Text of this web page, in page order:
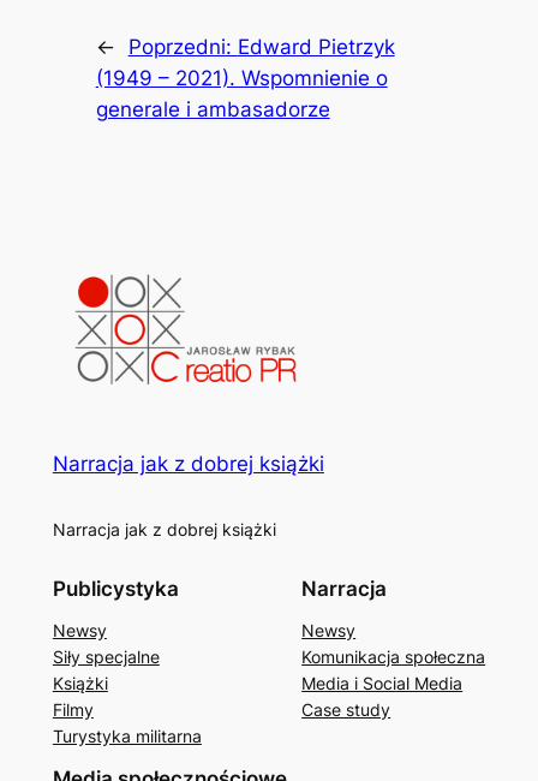
← Poprzedni: Edward Pietrzyk
(1949 – 2021). Wspomnienie o
generale i ambasadorze
Narracja jak z dobrej książki
Narracja jak z dobrej książki
Publicystyka
Newsy
Siły specjalne
Książki
Filmy
Turystyka militarna
Narracja
Newsy
Komunikacja społeczna
Media i Social Media
Case study